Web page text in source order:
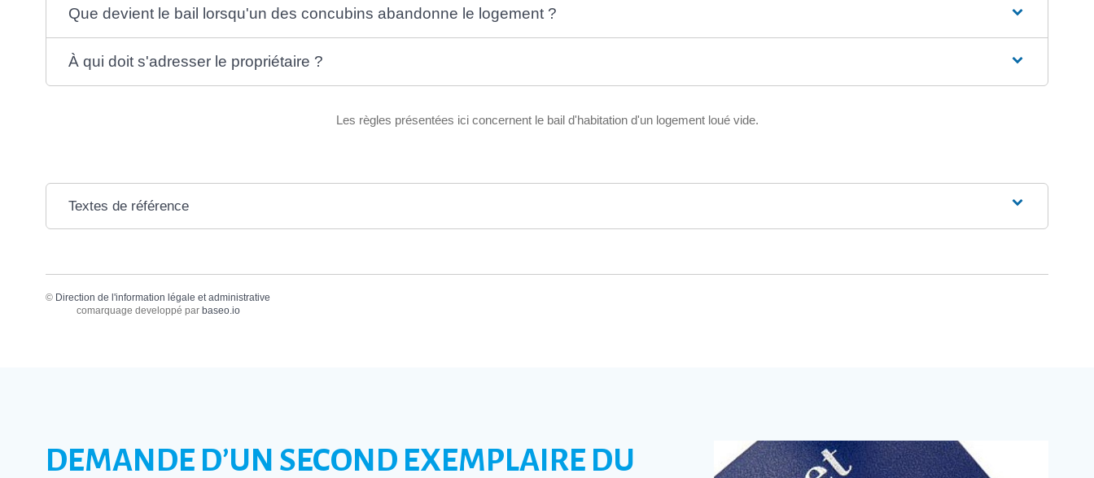
Que devient le bail lorsqu'un des concubins abandonne le logement ?
À qui doit s'adresser le propriétaire ?
Les règles présentées ici concernent le bail d'habitation d'un logement loué vide.
Textes de référence
© Direction de l'information légale et administrative
comarquage developpé par baseo.io
DEMANDE D’UN SECOND EXEMPLAIRE DU